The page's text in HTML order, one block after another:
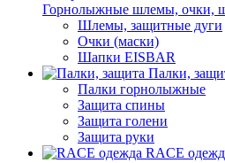
Горнолыжные шлемы, очки,
Шлемы, защитные дуги
Очки (маски)
Шапки EISBAR
Палки,
Палки горнолыжные
Защита спины
Защита голени
Защита руки
RACE